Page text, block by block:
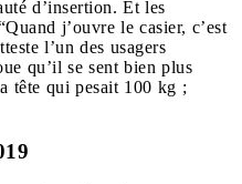
d’insertion. Et les
j’ouvre le casier, c’est
l’un des usagers
qu’il se sent bien plus
tête qui pesait 100 kg ;